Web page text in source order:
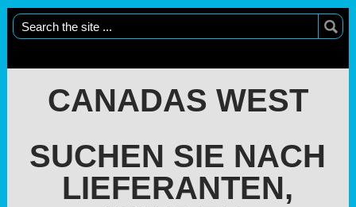
CANADAS WEST
SUCHEN SIE NACH
LIEFERANTEN,